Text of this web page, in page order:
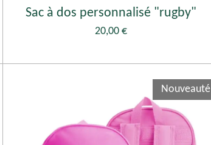
Sac à dos personnalisé "rugby"
20,00 €
Nouveauté